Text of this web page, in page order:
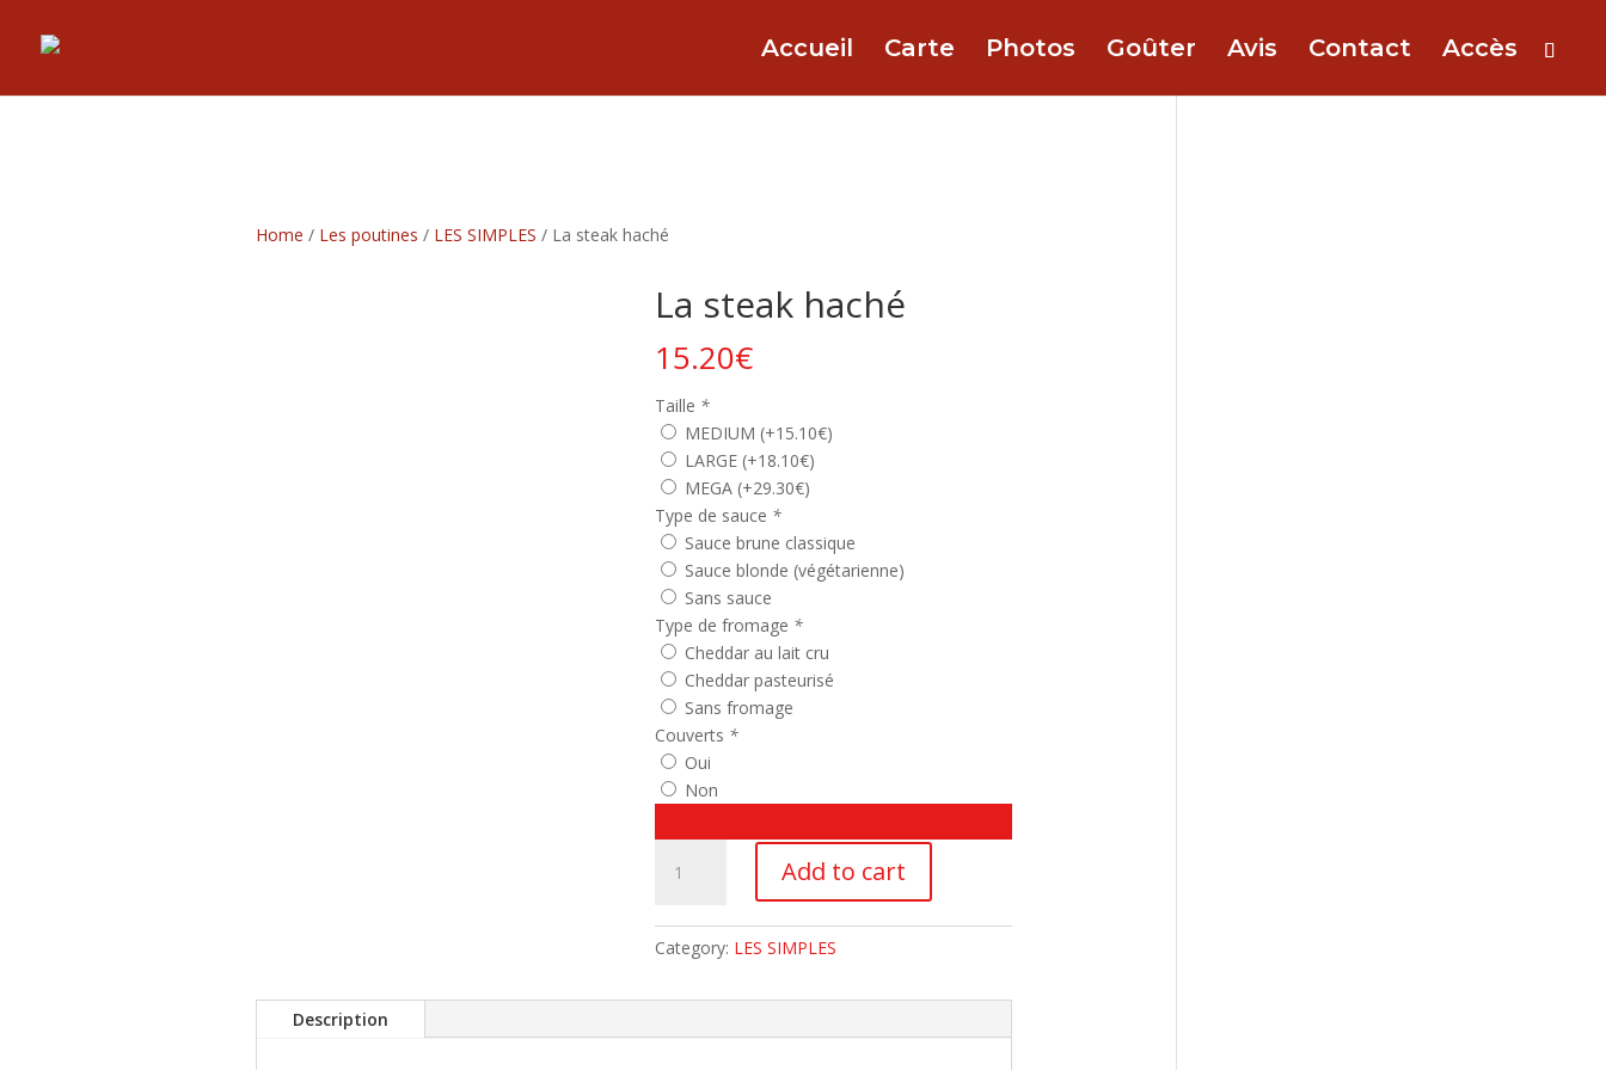
Accueil Carte Photos Goûter Avis Contact Accès
Home / Les poutines / LES SIMPLES / La steak haché
La steak haché
15.20€
Taille *
MEDIUM (+15.10€)
LARGE (+18.10€)
MEGA (+29.30€)
Type de sauce *
Sauce brune classique
Sauce blonde (végétarienne)
Sans sauce
Type de fromage *
Cheddar au lait cru
Cheddar pasteurisé
Sans fromage
Couverts *
Oui
Non
steak
quantity
Add to cart
Category: LES SIMPLES
Description